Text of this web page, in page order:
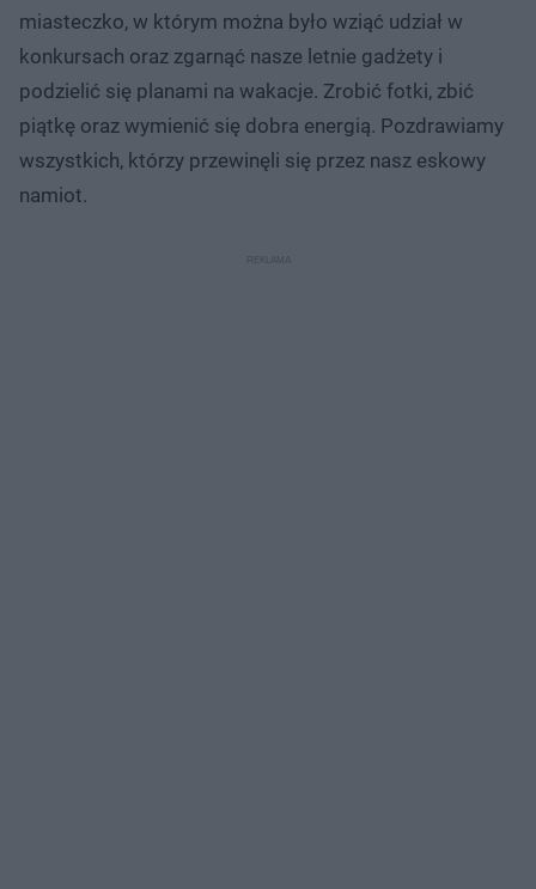
miasteczko, w którym można było wziąć udział w
konkursach oraz zgarnąć nasze letnie gadżety i
podzielić się planami na wakacje. Zrobić fotki, zbić
piątkę oraz wymienić się dobra energią. Pozdrawiamy
wszystkich, którzy przewinęli się przez nasz eskowy
namiot.